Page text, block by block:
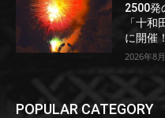
2500発
「十
に開催！
2026年8
POPULAR CATEGORY